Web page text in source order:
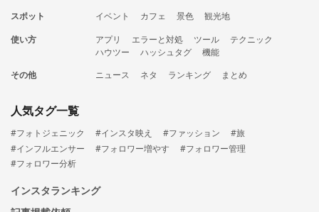
スポット
イベント カフェ 景色
観光地
使い方
アプリ エラーと対処 ツール
テクニック
ハウツー
ハッシュタグ
機能
その他
ニュース ネタ ランキング まとめ
人気タグ一覧
#フォトジェニック #インスタ映え #ファッション
#旅
#インフルエンサー
#フォロワー増やす
#フォロワー管理
#フォロワー分析
インスタランキング